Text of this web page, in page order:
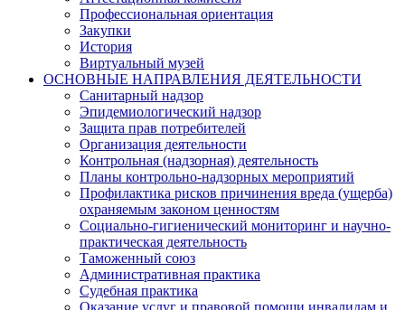
Профессиональная ориентация
Закупки
История
Виртуальный музей
ОСНОВНЫЕ НАПРАВЛЕНИЯ ДЕЯТЕЛЬНОСТИ
Санитарный надзор
Эпидемиологический надзор
Защита прав потребителей
Организация деятельности
Контрольная (надзорная) деятельность
Планы контрольно-надзорных мероприятий
Профилактика рисков причинения вреда (ущерба)
охраняемым законом ценностям
Социально-гигиенический мониторинг и научно-
практическая деятельность
Таможенный союз
Административная практика
Судебная практика
Оказание услуг и правовой помощи инвалидам и